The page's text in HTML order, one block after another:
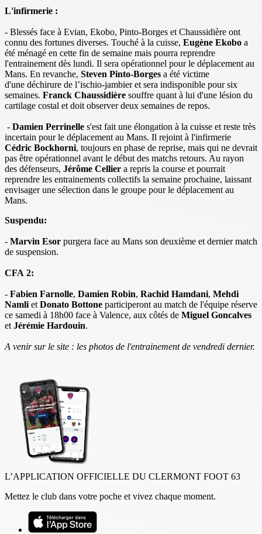
L'infirmerie :
- Blessés face à Evian, Ekobo, Pinto-Borges et Chaussidière ont
connu des fortunes diverses. Touché à la cuisse, Eugène Ekobo a
été ménagé en cette fin de semaine mais pourra reprendre
l'entrainement dès lundi. Il sera opérationnel pour le déplacement au
Mans. En revanche, Steven Pinto-Borges a été victime
d'une déchirure de l’ischio-jambier et sera indisponible pour six
semaines. Franck Chaussidière souffre quant à lui d'une lésion du
cartilage costal et doit observer deux semaines de repos.
- Damien Perrinelle s'est fait une élongation à la cuisse et reste très
incertain pour le déplacement au Mans. Il rejoint à l'infirmerie
Cédric Bockhorni, toujours en phase de reprise, mais qui ne devrait
pas être opérationnel avant le début des matchs retours. Au rayon
des défenseurs, Jérôme Cellier a repris la course et pourrait
reprendre les entrainements collectifs la semaine prochaine, laissant
envisager une sélection dans le groupe pour le déplacement au
Mans.
Suspendu:
- Marvin Esor purgera face au Mans son deuxième et dernier match
de suspension.
CFA 2:
- Fabien Farnolle, Damien Robin, Rachid Hamdani, Mehdi
Namli et Donato Bottone participeront au match de l'équipe réserve
ce samedi à 18h00 face à Valence, aux côtés de Miguel Goncalves
et Jérémie Hardouin.
A venir sur le site : les photos de l'entrainement de vendredi dernier.
L’APPLICATION OFFICIELLE DU CLERMONT FOOT 63
Mettez le club dans votre poche et vivez chaque moment.